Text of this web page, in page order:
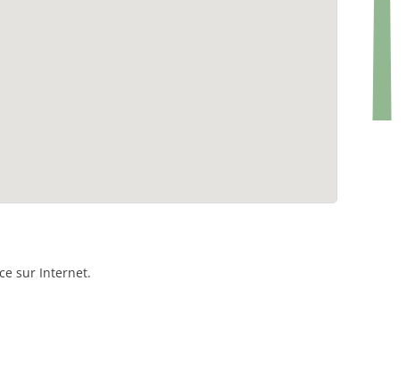
sur Internet.